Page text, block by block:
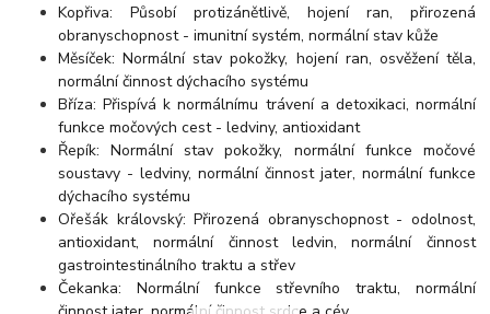
Kopřiva: Působí protizánětlivě, hojení ran, přirozená
obranyschopnost - imunitní systém, normální stav kůže
Měsíček: Normální stav pokožky, hojení ran, osvěžení těla,
normální činnost dýchacího systému
Bříza: Přispívá k normálnímu trávení a detoxikaci, normální
funkce močových cest - ledviny, antioxidant
Řepík: Normální stav pokožky, normální funkce močové
soustavy - ledviny, normální činnost jater, normální funkce
dýchacího systému
Ořešák královský: Přirozená obranyschopnost - odolnost,
antioxidant, normální činnost ledvin, normální činnost
gastrointestinálního traktu a střev
Čekanka: Normální funkce střevního traktu, normální